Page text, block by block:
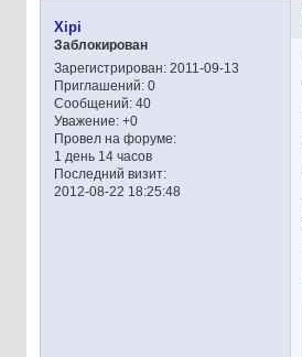
Xipi
Заблокирован
Зарегистрирован: 2011-09-13
Приглашений:0
Сообщений:40
Уважение: +0
Провел на форуме:
1 день 14 часов
Последний визит:
2012-08-22 18:25:48